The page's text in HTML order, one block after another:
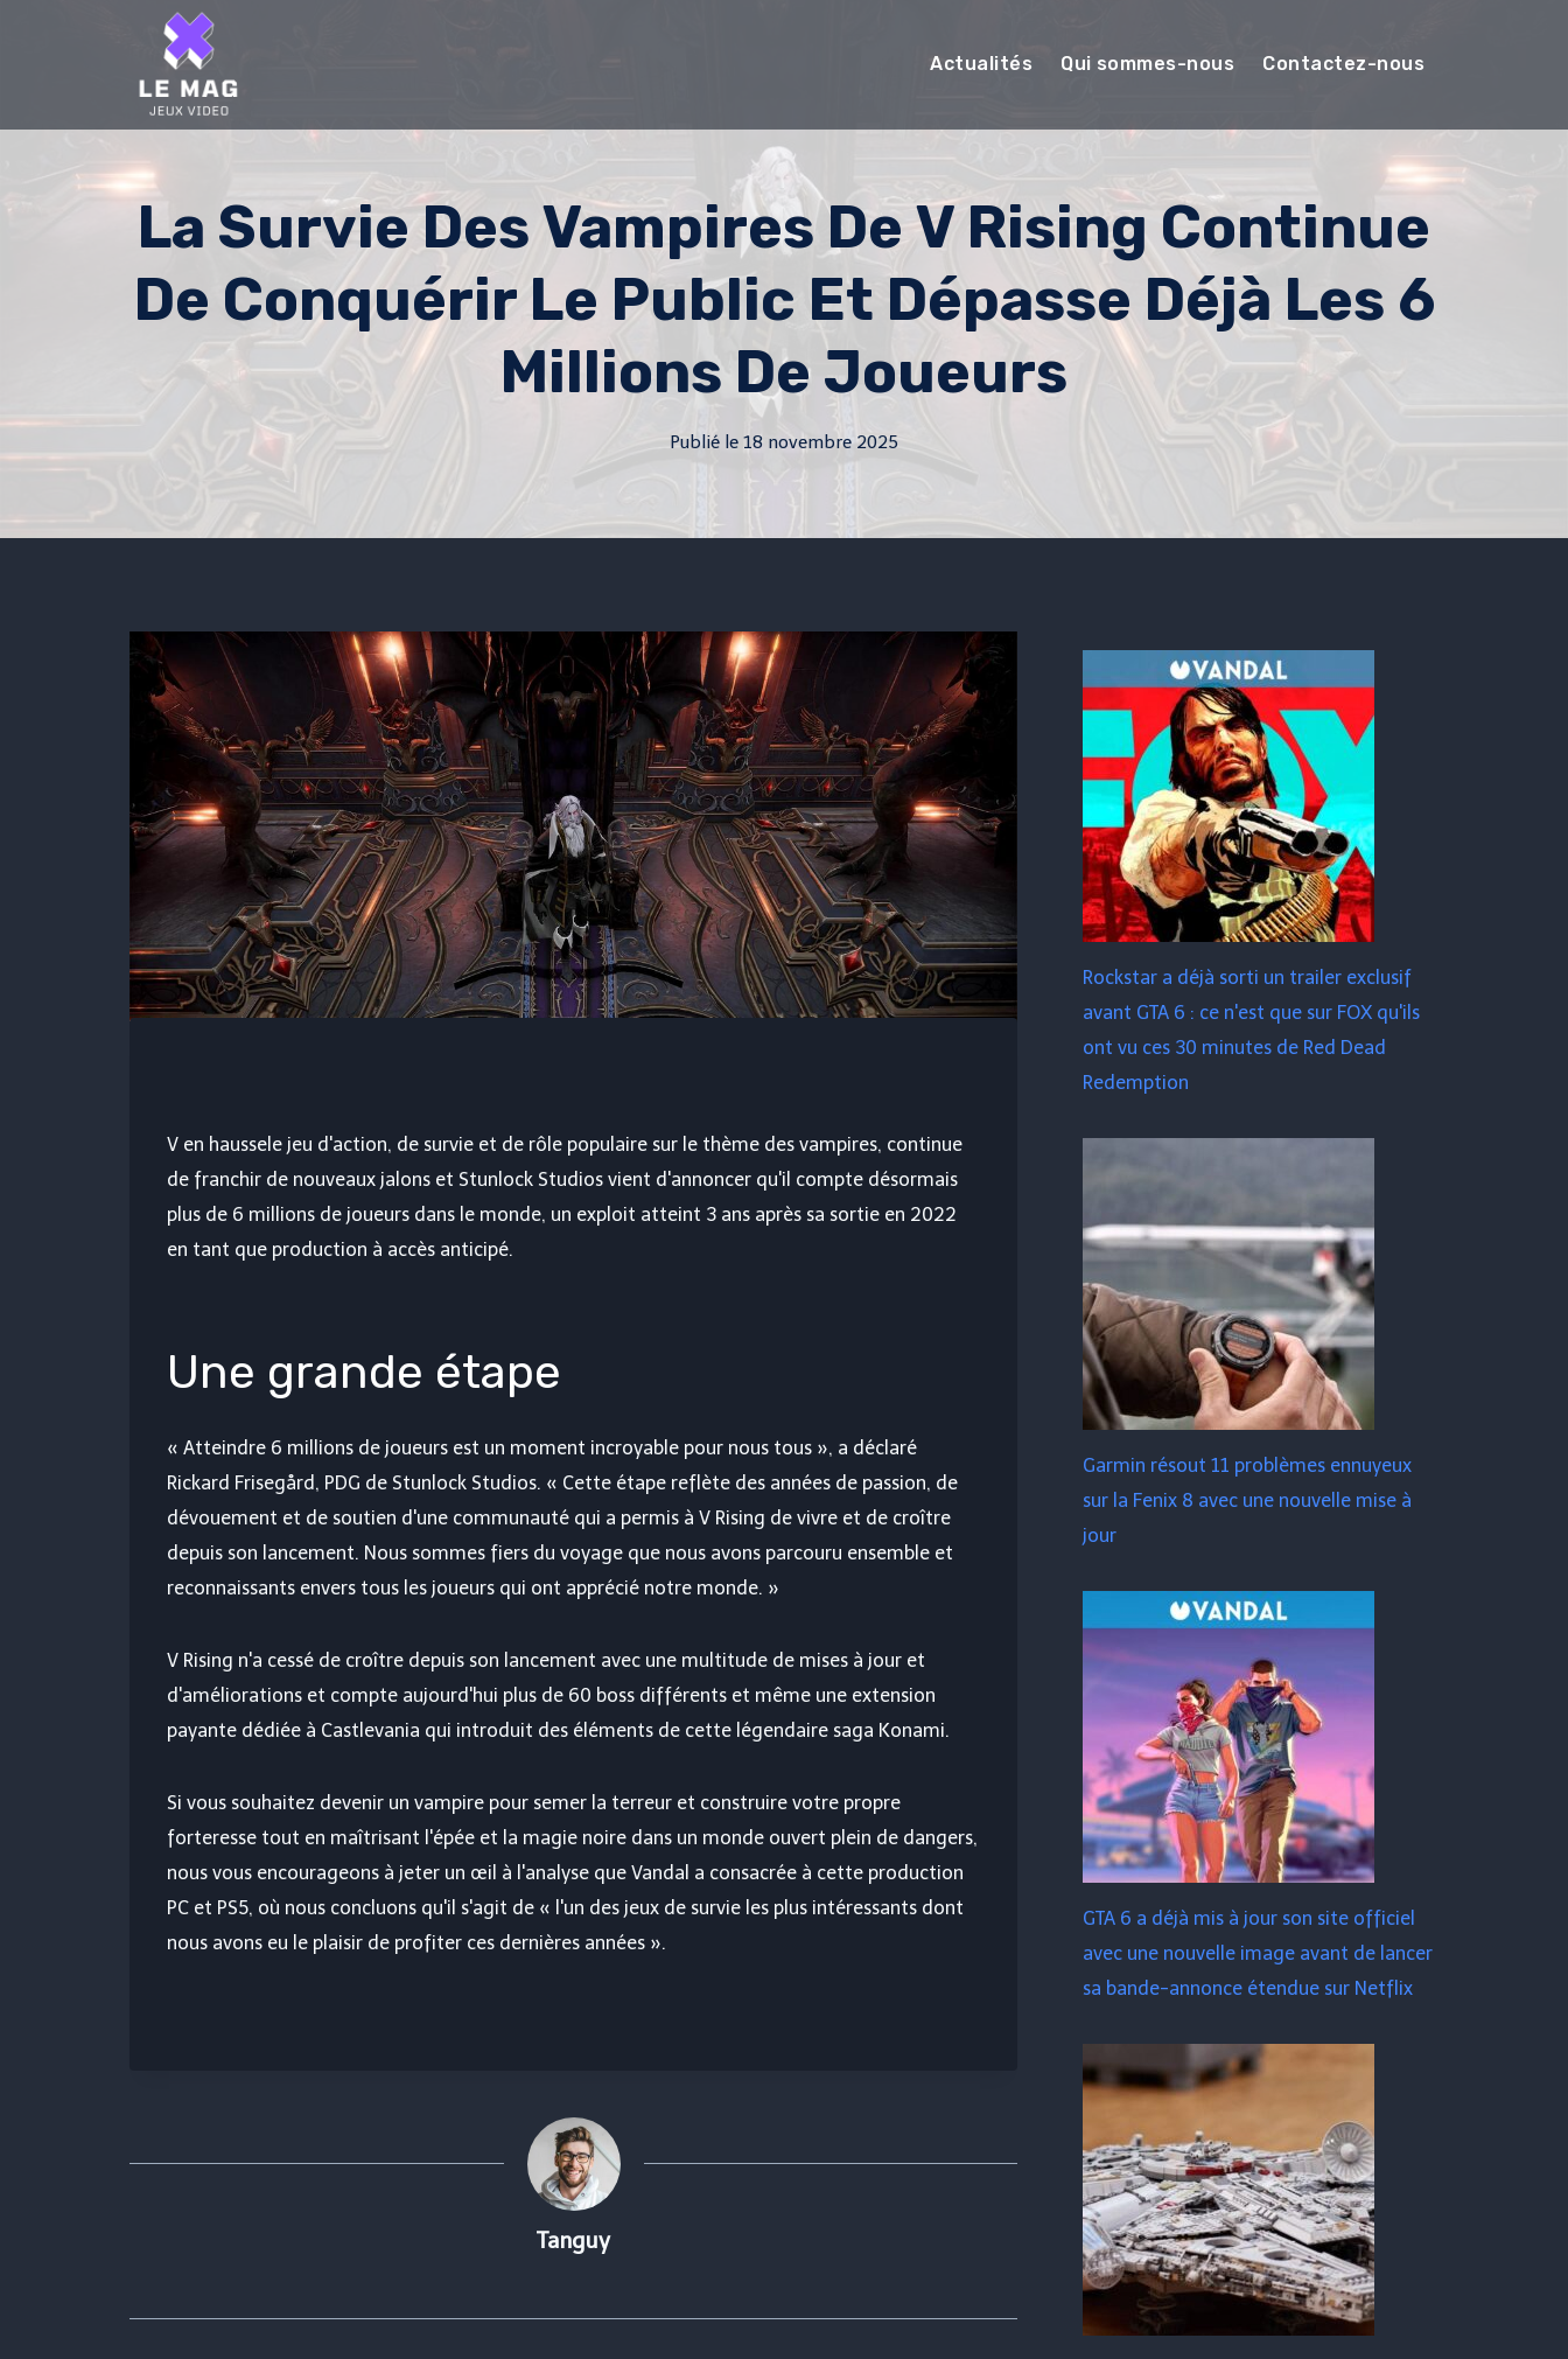
Actualités Qui sommes-nous Contactez-nous
La Survie Des Vampires De V Rising Continue
De Conquérir Le Public Et Dépasse Déjà Les 6
Millions De Joueurs
Publié le 18 novembre 2025
V en hausse le jeu d'action, de survie et de rôle populaire sur le thème des vampires, continue
de franchir de nouveaux jalons et Stunlock Studios vient d'annoncer qu'il compte désormais
plus de 6 millions de joueurs dans le monde, un exploit atteint 3 ans après sa sortie en 2022
en tant que production à accès anticipé.
Une grande étape
« Atteindre 6 millions de joueurs est un moment incroyable pour nous tous », a déclaré
Rickard Frisegård, PDG de Stunlock Studios. « Cette étape reflète des années de passion, de
dévouement et de soutien d'une communauté qui a permis à V Rising de vivre et de croître
depuis son lancement. Nous sommes fiers du voyage que nous avons parcouru ensemble et
reconnaissants envers tous les joueurs qui ont apprécié notre monde. »
V Rising n'a cessé de croître depuis son lancement avec une multitude de mises à jour et
d'améliorations et compte aujourd'hui plus de 60 boss différents et même une extension
payante dédiée à Castlevania qui introduit des éléments de cette légendaire saga Konami.
Si vous souhaitez devenir un vampire pour semer la terreur et construire votre propre
forteresse tout en maîtrisant l'épée et la magie noire dans un monde ouvert plein de dangers,
nous vous encourageons à jeter un œil à l'analyse que Vandal a consacrée à cette production
PC et PS5, où nous concluons qu'il s'agit de « l'un des jeux de survie les plus intéressants dont
nous avons eu le plaisir de profiter ces dernières années ».
Tanguy
Rockstar a déjà sorti un trailer exclusif
avant GTA 6 : ce n'est que sur FOX qu'ils
ont vu ces 30 minutes de Red Dead
Redemption
Garmin résout 11 problèmes ennuyeux
sur la Fenix ​​​​8 avec une nouvelle mise à
jour
GTA 6 a déjà mis à jour son site officiel
avec une nouvelle image avant de lancer
sa bande-annonce étendue sur Netflix